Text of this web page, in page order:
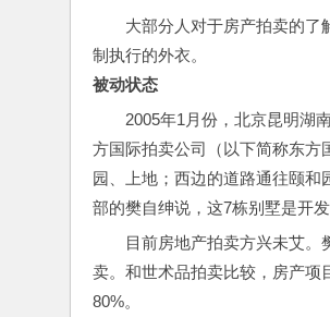
大部分人对于房产拍卖的了
制执行的外衣。
被动状态
2005年1月份，北京昆明湖
方国际拍卖公司（以下简称东方
园、上地；西边的道路通往颐和
部的樊自绅说，这7栋别墅是开
目前房地产拍卖方兴未艾
卖。和世术品拍卖比较，房产项
80%。